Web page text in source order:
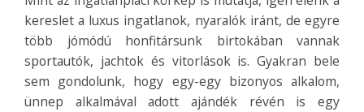
kereslet a luxus ingatlanok, nyaralók iránt, de egyre
több jómódú honfitársunk birtokában vannak
sportautók, jachtok és vitorlások is. Gyakran bele
sem gondolunk, hogy egy-egy bizonyos alkalom,
ünnep alkalmával adott ajándék révén is egy